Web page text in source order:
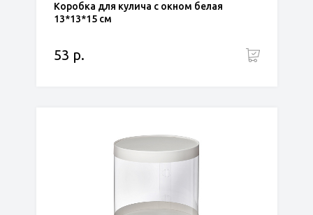
Коробка для кулича с окном белая
13*13*15 см
53 р.